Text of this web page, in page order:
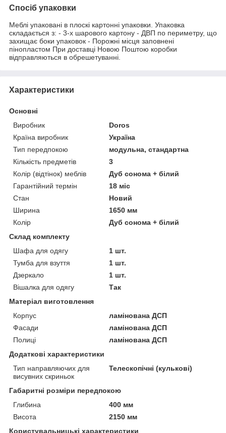
Спосіб упаковки
Меблі упаковані в плоскі картонні упаковки. Упаковка
складається з: - 3-х шарового картону - ДВП по периметру, що
захищає боки упаковок - Порожні місця заповнені
пінопластом При доставці Новою Поштою коробки
відправляються в обрешетуванні.
Характеристики
Основні
Виробник
Doros
Країна виробник
Україна
Тип передпокою
модульна, стандартна
Кількість предметів
3
Колір (відтінок) меблів
Дуб сонома + білий
Гарантійний термін
18 міс
Стан
Новий
Ширина
1650 мм
Колір
Дуб сонома + білий
Склад комплекту
Шафа для одягу
1 шт.
Тумба для взуття
1 шт.
Дзеркало
1 шт.
Вішалка для одягу
Так
Матеріал виготовлення
Корпус
ламінована ДСП
Фасади
ламінована ДСП
Полиці
ламінована ДСП
Додаткові характеристики
Тип направляючих для
висувних скриньок
Телескопічні (кулькові)
Габаритні розміри передпокою
Глибина
400 мм
Висота
2150 мм
Користувальницькі характеристики